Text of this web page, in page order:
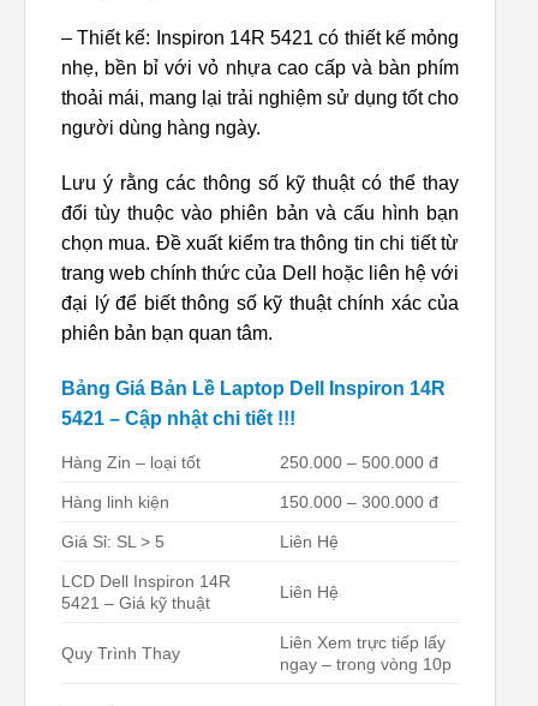
– Thiết kế: Inspiron 14R 5421 có thiết kế mỏng
nhẹ, bền bỉ với vỏ nhựa cao cấp và bàn phím
thoải mái, mang lại trải nghiệm sử dụng tốt cho
người dùng hàng ngày.
Lưu ý rằng các thông số kỹ thuật có thể thay
đổi tùy thuộc vào phiên bản và cấu hình bạn
chọn mua. Đề xuất kiểm tra thông tin chi tiết từ
trang web chính thức của Dell hoặc liên hệ với
đại lý để biết thông số kỹ thuật chính xác của
phiên bản bạn quan tâm.
Bảng Giá Bản Lề Laptop Dell Inspiron 14R
5421 – Cập nhật chi tiết !!!
Hàng Zin – loại tốt 250.000 – 500.000 đ
Hàng linh kiện 150.000 – 300.000 đ
Giá Sỉ: SL > 5 Liên Hệ
LCD Dell Inspiron 14R
5421 – Giá kỹ thuật
Liên Hệ
Quy Trình Thay
Liên Xem trực tiếp lấy
ngay – trong vòng 10p